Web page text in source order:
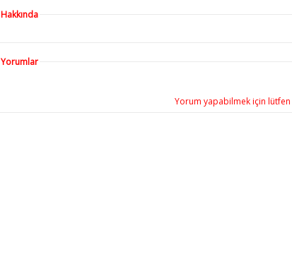
Hakkında
Yorumlar
Yorum yapabilmek için lütfen